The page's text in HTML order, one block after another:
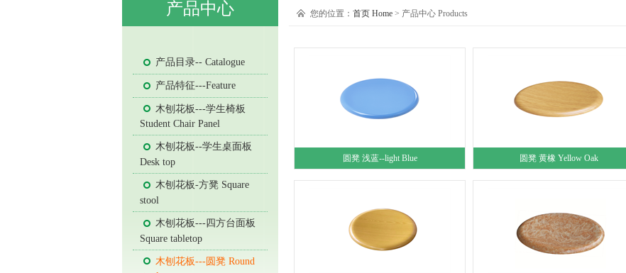
产品中心
产品目录-- Catalogue
产品特征---Feature
木刨花板---学生椅板
Student Chair Panel
木刨花板--学生桌面板
Desk top
木刨花板-方凳 Square
stool
木刨花板---四方台面板
Square tabletop
木刨花板---圆凳 Round
您的位置： 首页 Home > 产品中心 Products
圆凳 浅蓝--light Blue 圆凳 黄橡 Yellow Oak